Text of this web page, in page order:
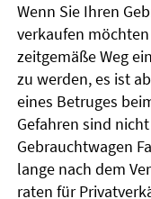
Wenn Sie Ihren
verkaufen
zeitgemäße Weg
zu werden, es ist
eines Betruges
Gefahren sind
Gebrauchtwagen
lange nach dem
raten für